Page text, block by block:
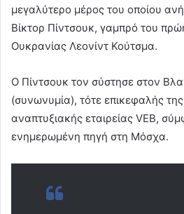
μεγαλύτερο μέρος του οποίου
Βίκτορ Πίντσουκ, γαμπρό του
Ουκρανίας Λεονίντ Κούτσμα.
Ο Πίντσουκ τον σύστησε στον
(συνωνυμία), τότε επικεφαλής
αναπτυξιακής εταιρείας VEB,
ενημερωμένη πηγή στη Μόσχα.